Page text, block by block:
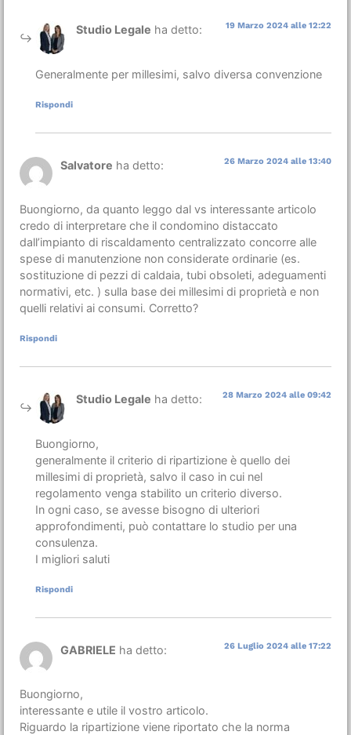
Studio Legale ha detto: 19 Marzo 2024 alle 12:22
Generalmente per millesimi, salvo diversa convenzione
Rispondi
Salvatore ha detto: 26 Marzo 2024 alle 13:40
Buongiorno, da quanto leggo dal vs interessante articolo
credo di interpretare che il condomino distaccato
dall’impianto di riscaldamento centralizzato concorre alle
spese di manutenzione non considerate ordinarie (es.
sostituzione di pezzi di caldaia, tubi obsoleti, adeguamenti
normativi, etc. ) sulla base dei millesimi di proprietà e non
quelli relativi ai consumi. Corretto?
Rispondi
Studio Legale ha detto: 28 Marzo 2024 alle 09:42
Buongiorno,
generalmente il criterio di ripartizione è quello dei
millesimi di proprietà, salvo il caso in cui nel
regolamento venga stabilito un criterio diverso.
In ogni caso, se avesse bisogno di ulteriori
approfondimenti, può contattare lo studio per una
consulenza.
I migliori saluti
Rispondi
GABRIELE ha detto: 26 Luglio 2024 alle 17:22
Buongiorno,
interessante e utile il vostro articolo.
Riguardo la ripartizione viene riportato che la norma